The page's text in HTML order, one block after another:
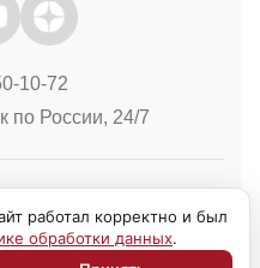
10-72
по России, 24/7
работал корректно и был
обработки данных.